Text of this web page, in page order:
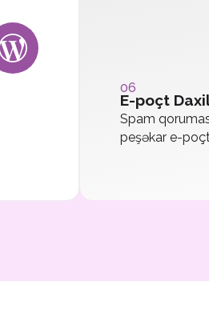
06
E-poçt
Spam
peşəkar e-